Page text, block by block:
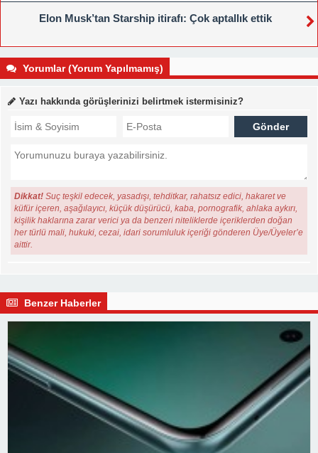
Elon Musk’tan Starship itirafı: Çok aptallık ettik
Yorumlar (Yorum Yapılmamış)
Yazı hakkında görüşlerinizi belirtmek istermisiniz?
Dikkat! Suç teşkil edecek, yasadışı, tehditkar, rahatsız edici, hakaret ve
küfür içeren, aşağılayıcı, küçük düşürücü, kaba, pornografik, ahlaka aykırı,
kişilik haklarına zarar verici ya da benzeri niteliklerde içeriklerden doğan
her türlü mali, hukuki, cezai, idari sorumluluk içeriği gönderen Üye/Üyeler’e
aittir.
Benzer Haberler